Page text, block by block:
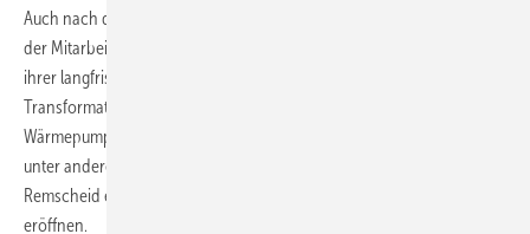
Auch nach der aktuell geplanten Kapazitätsanpassung wird die Anzahl
der Mitarbeitenden deutlich höher sein als im Jahr 2021. Im Rahmen
ihrer langfristig angelegten Strategie will die Vaillant Group ihre
Transformation zu einem führenden Hersteller elektrischer
Wärmepumpen konsequent fortführen. Dazu wird das Unternehmen
unter anderem im Herbst dieses Jahres an seinem Hauptsitz in
Remscheid eine neue Fabrik für die Fertigung von Elektronikbauteilen
eröffnen.